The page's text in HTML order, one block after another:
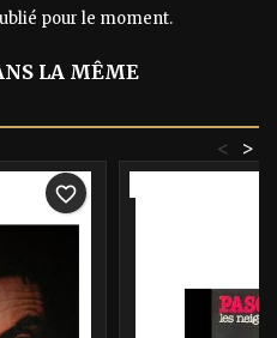
pour le moment.
LA MÊME
>
<
favorite_border